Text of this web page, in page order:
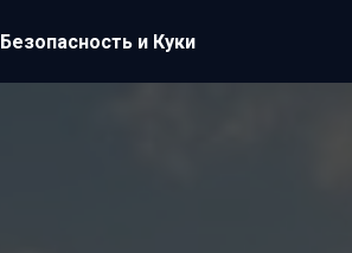
Безопасность и Куки